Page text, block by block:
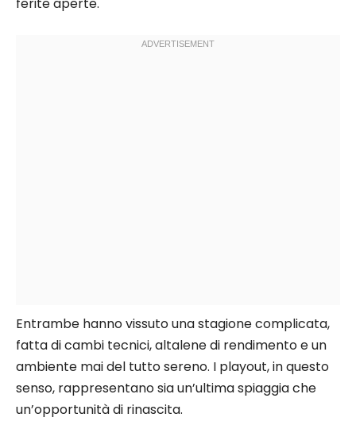
Entrambe hanno vissuto una stagione complicata,
fatta di cambi tecnici, altalene di rendimento e un
ambiente mai del tutto sereno. I playout, in questo
senso, rappresentano sia un’ultima spiaggia che
un’opportunità di rinascita.